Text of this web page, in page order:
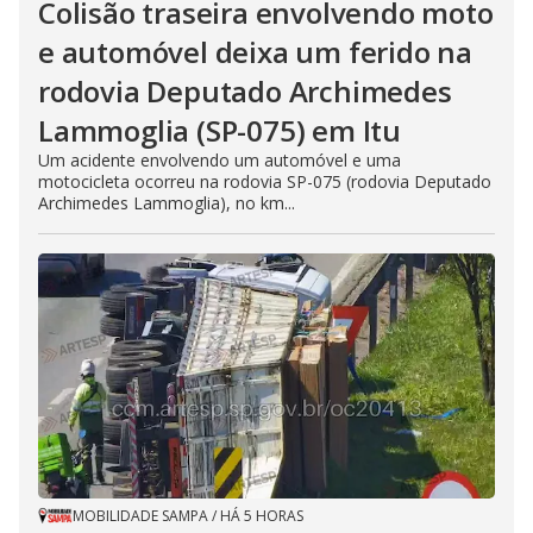
Colisão traseira envolvendo moto
e automóvel deixa um ferido na
rodovia Deputado Archimedes
Lammoglia (SP-075) em Itu
Um acidente envolvendo um automóvel e uma
motocicleta ocorreu na rodovia SP-075 (rodovia Deputado
Archimedes Lammoglia), no km...
MOBILIDADE SAMPA/ HÁ 5 HORAS